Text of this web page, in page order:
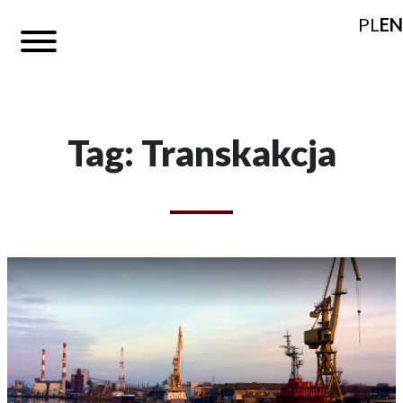
PLEN
Tag: Transkakcja